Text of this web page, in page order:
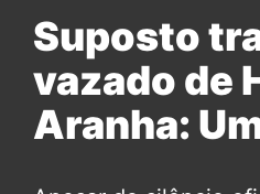
Suposto
vazado de
Aranha: